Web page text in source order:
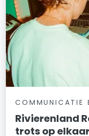
COMMUNICATIE
Rivierenland
trots op elkaar